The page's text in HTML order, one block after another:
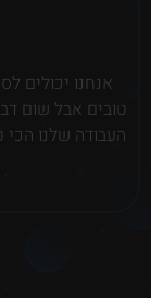
אנחנו יכולים
טובים אבל שום
העבודה שלנו